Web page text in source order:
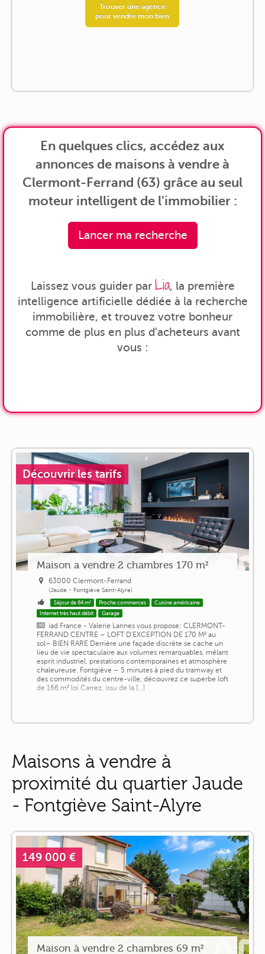
Trouver une agence
pour vendre mon bien
En quelques clics, accédez aux
annonces de maisons à vendre à
Clermont-Ferrand (63) grâce au seul
moteur intelligent de l'immobilier :
Lancer ma recherche
Laissez vous guider par Lia, la première
intelligence artificielle dédiée à la recherche
immobilière, et trouvez votre bonheur
comme de plus en plus d'acheteurs avant
vous :
Découvrir les tarifs
Maison a vendre 2 chambres 170 m²
63000 Clermont-Ferrand
(Jaude - Fontgiève Saint-Alyre)
Séjour de 64 m² Proche commerces
Cuisine américaine
Internet très haut débit
Garage
iad France - Valerie Lannes vous propose: CLERMONT-
FERRAND CENTRE – LOFT D'EXCEPTION DE 170 M² au
sol– BIEN RARE Derrière une façade discrète se cache un
lieu de vie spectaculaire aux volumes remarquables, mêlant
esprit industriel, prestations contemporaines et atmosphère
chaleureuse. Fontgiève – 5 minutes à pied du tramway et
des commodités du centre-ville, découvrez ce superbe loft
de 166 m² loi Carrez, issu de la [...]
Maisons à vendre à
proximité du quartier Jaude
- Fontgiève Saint-Alyre
149 000 €
Maison à vendre 2 chambres 69 m²